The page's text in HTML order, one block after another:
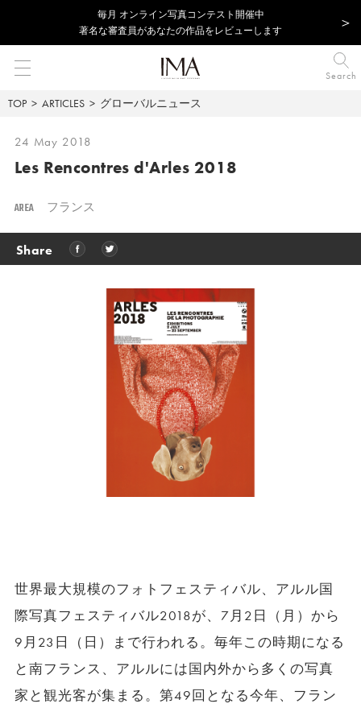
毎⽉ オンライン写真コンテスト開催中
著名な審査員があなたの作品をレビューします
Search
TOP ARTICLES グローバルニュース
24 May 2018
Les Rencontres d'Arles 2018
AREA フランス
Share
世界最大規模のフォトフェスティバル、アルル国
際写真フェスティバル2018が、7月2日（月）から
9月23日（日）まで行われる。毎年この時期になる
と南フランス、アルルには国内外から多くの写真
家と観光客が集まる。第49回となる今年、フラン